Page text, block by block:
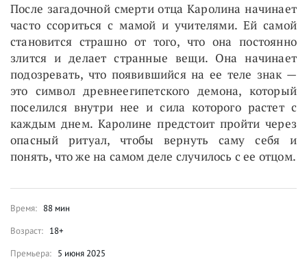
Время: 88 мин
Возраст: 18+
Премьера: 5 июня 2025
После загадочной смерти отца Каролина начинает
часто ссориться с мамой и учителями. Ей самой
становится страшно от того, что она постоянно
злится и делает странные вещи. Она начинает
подозревать, что появившийся на ее теле знак —
это символ древнеегипетского демона, который
поселился внутри нее и сила которого растет с
каждым днем. Каролине предстоит пройти через
опасный ритуал, чтобы вернуть саму себя и
понять, что же на самом деле случилось с ее отцом.